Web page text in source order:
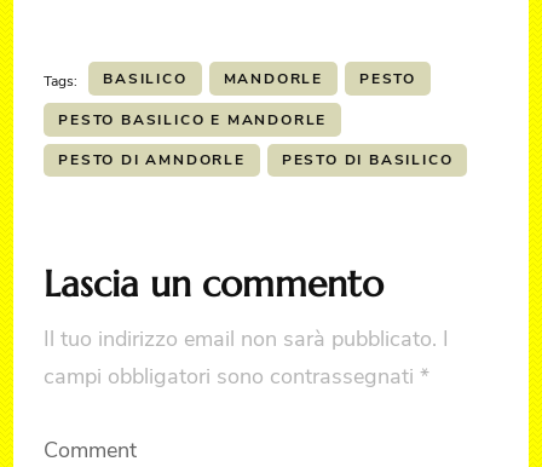
Tags: BASILICO MANDORLE PESTO
PESTO BASILICO E MANDORLE
PESTO DI AMNDORLE PESTO DI BASILICO
Lascia un commento
Il tuo indirizzo email non sarà pubblicato. I
campi obbligatori sono contrassegnati*
Comment